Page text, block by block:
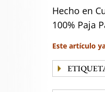
Hecho en
100% Paja
Este artículo